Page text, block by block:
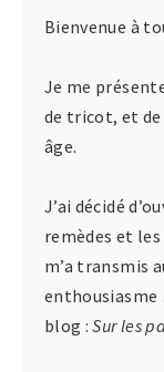
Bienvenue à
Je me
de tricot, et de
âge.
J’ai décidé
remèdes et les
m’a transmis
enthousiasme
blog :Sur les